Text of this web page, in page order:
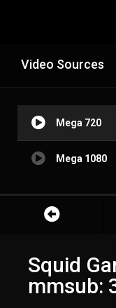
Video Sources
Mega 720
Mega 1080
Squid
mmsub: